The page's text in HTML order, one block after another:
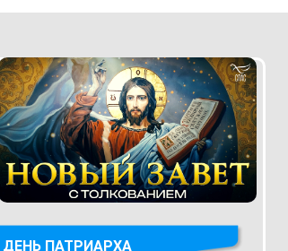
ДЕНЬ ПАТРИАРХА